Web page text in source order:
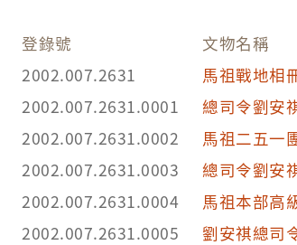
指揮部奉令改為「馬祖防衛司令部
再度更為「陸軍馬祖防衛指揮部」，
4.劉安祺（1903－1995），中華民
5.馬祖澳即為馬祖港，位於連江縣南
亦是馬祖與臺灣交通之門戶，常有
來福澳港開通，其地位漸漸被取代，
祖巨神像則為一重要地標。
登錄號
文物名稱
2002.007.2631
馬祖戰地相
2002.007.2631.0001
總司令劉安
2002.007.2631.0002
馬祖二五一
2002.007.2631.0003
總司令劉安
2002.007.2631.0004
馬祖本部高
2002.007.2631.0005
劉安祺總司